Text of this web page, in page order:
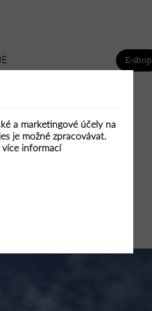
a marketingové účely na
je možné zpracovávat.
více informací
E-shop
TEXTIL HLÍNA VODA